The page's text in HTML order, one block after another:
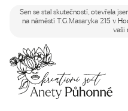
Sen se stal skutečností, otevřela
na náměstí T.G.Masaryka 215 v
vaši